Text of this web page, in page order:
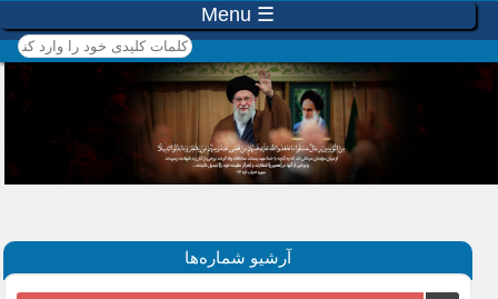
☰ Menu
کلمات کلیدی خود را وارد
کنید
آرشیو شماره‌ها